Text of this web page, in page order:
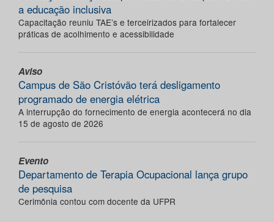
a educação inclusiva
Capacitação reuniu TAE’s e terceirizados para fortalecer
práticas de acolhimento e acessibilidade
Aviso
Campus de São Cristóvão terá desligamento
programado de energia elétrica
A interrupção do fornecimento de energia acontecerá no dia
15 de agosto de 2026
Evento
Departamento de Terapia Ocupacional lança grupo
de pesquisa
Cerimônia contou com docente da UFPR